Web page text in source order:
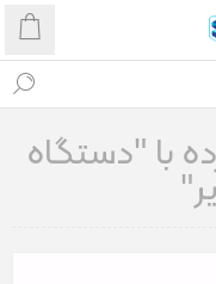
با "دستگاه